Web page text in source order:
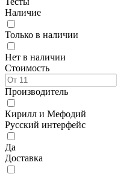
Наличие
Только в наличии
Нет в наличии
Стоимость
Производитель
Кирилл и Мефодий
Русский интерфейс
Да
Доставка